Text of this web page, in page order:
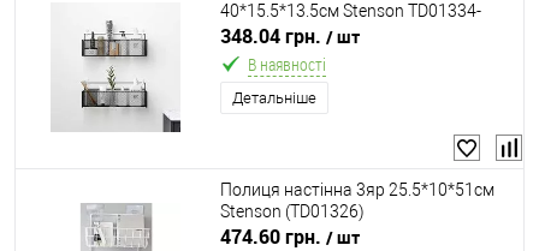
40*15.5*13.5см Stenson TD01334-
L/M50241-L
348.04 грн. / шт
В наявності
Детальніше
Полиця настінна 3яр 25.5*10*51см
Stenson (TD01326)
474.60 грн. / шт